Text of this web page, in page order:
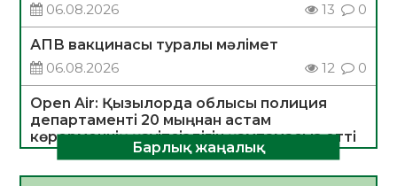
06.08.2026
13 0
АПВ вакцинасы туралы мәлімет
06.08.2026
12 0
Open Air: Қызылорда облысы полиция
департаменті 20 мыңнан астам
көрерменнің қауіпсіздігін қамтамасыз етті
06.08.2026
14
Барлық жаңалық